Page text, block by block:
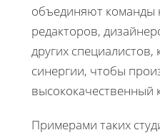
объединяют команды
редакторов,
других
синергии, чтобы
высококачественный
Примерами таких